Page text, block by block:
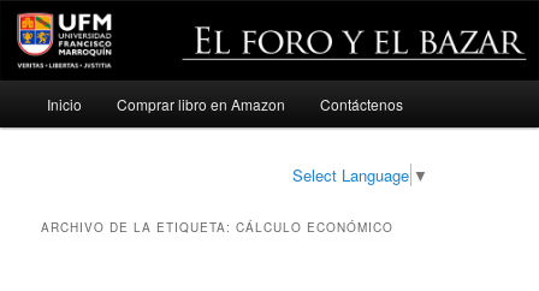
Ir
Ir
Inicio Comprar libro en Amazon Contáctenos
Select Language ▼
ARCHIVO DE LA ETIQUETA:CÁLCULO ECONÓMICO